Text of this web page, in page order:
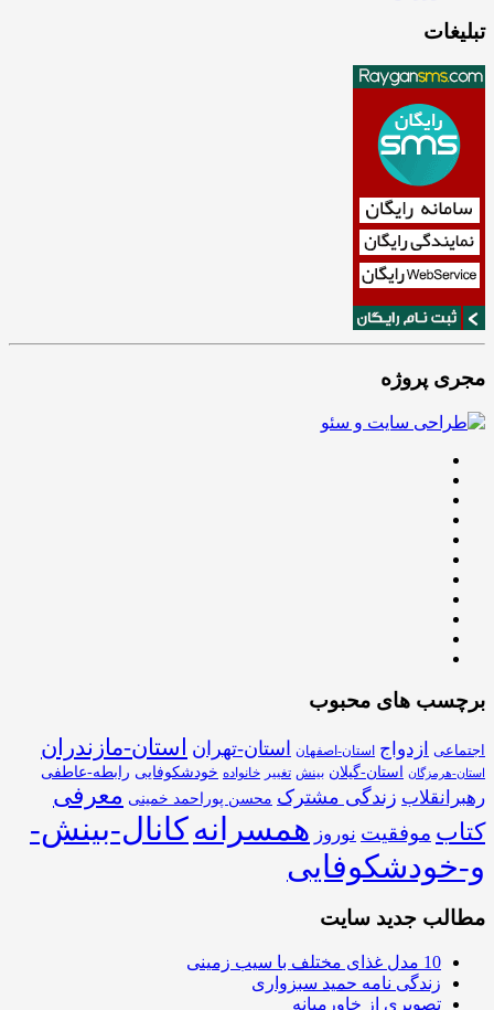
تبلیغات
مجری پروژه
برچسب های محبوب
اجتماعی ازدواج استان-اصفهان استان-تهران استان-مازندران
استان-هرمزگان استان-گیلان بینش تغییر خانواده خودشکوفایی رابطه-عاطفی
رهبرانقلاب زندگی مشترک محسن پوراحمد خمینی معرفی
کتاب موفقیت نوروز همسرانهکانال-بینش-
و-خودشکوفایی
مطالب جدید سایت
10 مدل غذای مختلف با سیب زمینی
زندگی نامه حمید سبزواری
تصویری از خاورمیانه